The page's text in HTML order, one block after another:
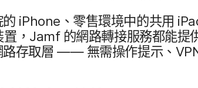
iPhone 、​零售​環境​中​的​共用
置， Jamf 的​網路​轉接​服務​都​能​提
存取​層 —— 無​需​操作​提示、